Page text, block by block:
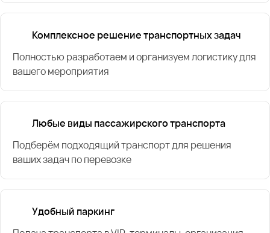
Комплексное решение транспортных задач
Полностью разработаем и организуем логистику для
вашего мероприятия
Любые виды пассажирского транспорта
Подберём подходящий транспорт для решения
ваших задач по перевозке
Удобный паркинг